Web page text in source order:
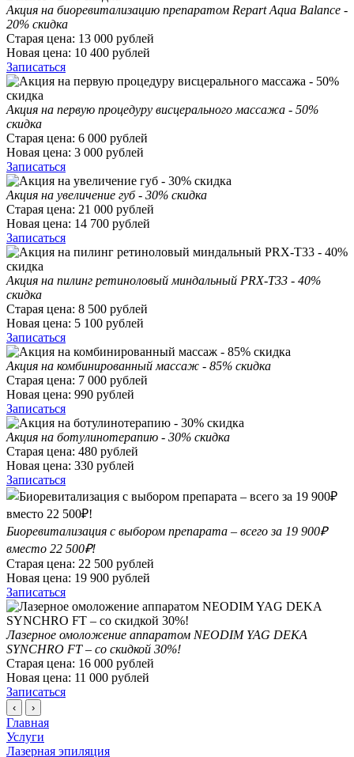
Акция на биоревитализацию препаратом Repart Aqua Balance -
20% скидка
Старая цена: 13 000 рублей
Новая цена: 10 400 рублей
Записаться
Акция на первую процедуру висцерального массажа - 50%
скидка
Старая цена: 6 000 рублей
Новая цена: 3 000 рублей
Записаться
Акция на увеличение губ - 30% скидка
Старая цена: 21 000 рублей
Новая цена: 14 700 рублей
Записаться
Акция на пилинг ретиноловый миндальный PRX-T33 - 40%
скидка
Старая цена: 8 500 рублей
Новая цена: 5 100 рублей
Записаться
Акция на комбинированный массаж - 85% скидка
Старая цена: 7 000 рублей
Новая цена: 990 рублей
Записаться
Акция на ботулинотерапию - 30% скидка
Старая цена: 480 рублей
Новая цена: 330 рублей
Записаться
Биоревитализация с выбором препарата – всего за 19 900₽
вместо 22 500₽!
Старая цена: 22 500 рублей
Новая цена: 19 900 рублей
Записаться
Лазерное омоложение аппаратом NEODIM YAG DEKA
SYNCHRO FT – со скидкой 30%!
Старая цена: 16 000 рублей
Новая цена: 11 000 рублей
Записаться
‹ ›
Главная
Услуги
Лазерная эпиляция